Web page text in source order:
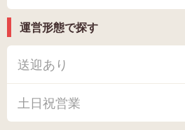
運営形態で探す
送迎あり
土日祝営業